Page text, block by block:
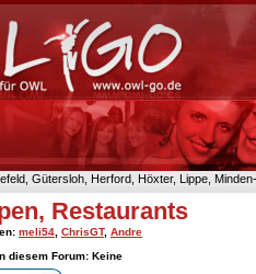
Gütersloh, Herford, Höxter, Lippe,
Restaurants
: meli54 ChrisGT, Andre
diesem Forum: Keine